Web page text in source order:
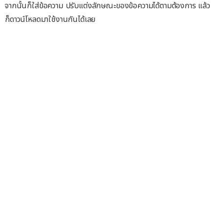
จากนั้นก็ใส่ข้อความ ปรับแต่งลักษณะของข้อความได้ตามต้องการ แล้ว
ก็ดาวน์โหลดมาใช้งานกันได้เลย